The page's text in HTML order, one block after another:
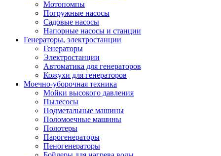
Мотопомпы
Погружные насосы
Садовые насосы
Напорные насосы и станции
Генераторы, электростанции
Генераторы
Электростанции
Автоматика для генераторов
Кожухи для генераторов
Моечно-уборочная техника
Мойки высокого давления
Пылесосы
Подметальные машины
Поломоечные машины
Полотеры
Парогенераторы
Пеногенераторы